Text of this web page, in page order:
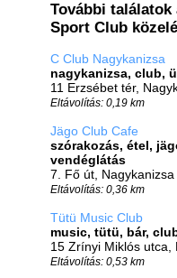
További találatok
Sport Club
C Club Nagykanizsa
nagykanizsa, club,
11 Erzsébet tér,
Eltávolítás: 0,19 km
Jägo Club Cafe
szórakozás, étel,
vendéglátás
7. Fő út,
Eltávolítás: 0,36 km
Tütü Music Club
music, tütü, bár,
15 Zrínyi Miklós utca,
Eltávolítás: 0,53 km